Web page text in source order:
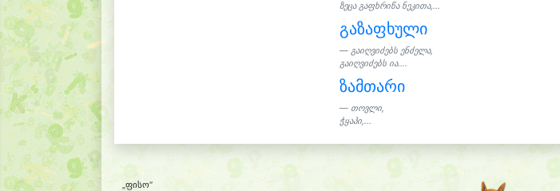
ზეცა გაფხრიწა ნეკითა,...
გაზაფხული
გაიღვიძებს ენძელა,
გაიღვიძებს ია....
ზამთარი
თოვლი,
ჭყაპი,...
„ფისო“